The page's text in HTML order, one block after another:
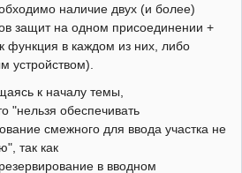
наличие двух (и более)
защит на одном присоединении +
функция в каждом из них, либо
устройством).
к началу темы,
"нельзя обеспечивать
смежного для ввода участка не
так как
в вводном